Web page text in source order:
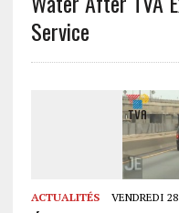
Service
ACTUALITÉS VENDREDI